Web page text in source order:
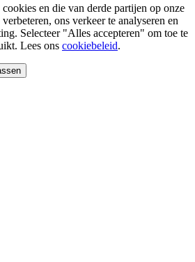
en die van derde partijen op onze
ons verkeer te analyseren en
Selecteer "Alles accepteren" om toe te
Lees ons cookiebeleid.